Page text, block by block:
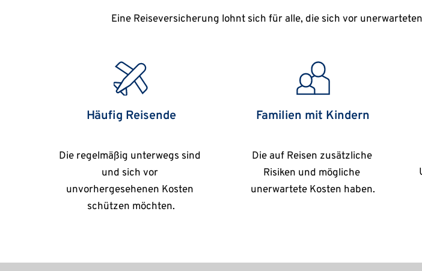
Eine Reiseversicherung lohnt sich für alle, die sich vor
Häufig Reisende
Die regelmäßig unterwegs sind
und sich vor
unvorhergesehenen Kosten
schützen möchten.
Familien mit Kindern
Die auf Reisen zusätzliche
Risiken und mögliche
unerwartete Kosten haben.